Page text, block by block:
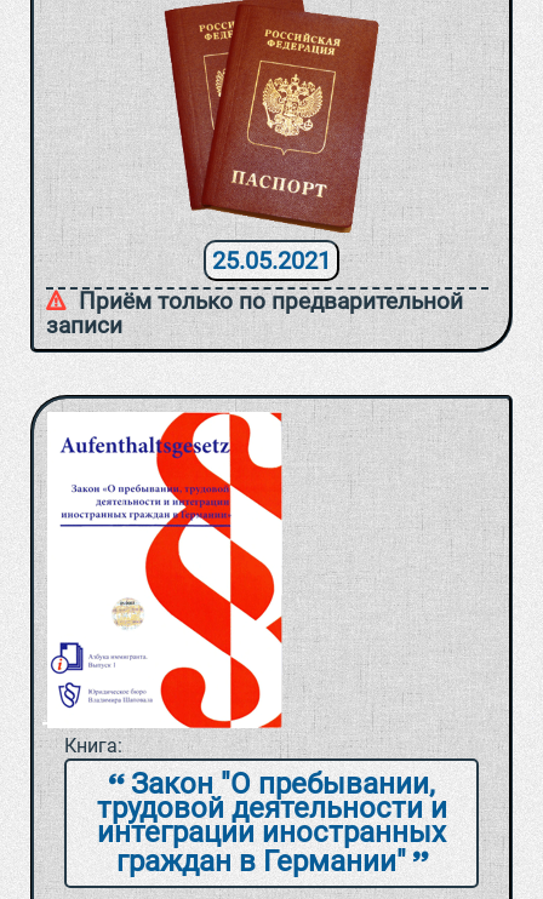
25.05.2021
Приём только по предварительной
записи
Книга:
Закон "О пребывании,
трудовой деятельности и
интеграции иностранных
граждан в Германии"